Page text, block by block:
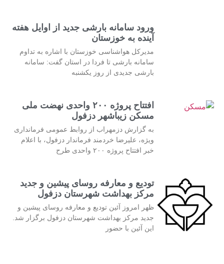
ورود سامانه بارشی جدید از اوایل هفته
آینده به خوزستان
مدیرکل هواشناسی خوزستان با اشاره به تداوم
سامانه بارشی تا فردا در استان گفت: سامانه
بارشی جدیدی از روز یکشنبه
افتتاح پروژه ۲۰۰ واحدی نهضت ملی
مسکن زیباشهر دزفول
به گزارش دزمهراب از روابط عمومی فرمانداری
ویژه، علیرضا خردمند فرماندار دزفول، با اعلام
خبر افتتاح پروژه ۲۰۰ واحدی طرح
تودیع و معارفه روسای پیشین و جدید
مرکز بهداشت شهرستان دزفول
ظهر امروز آئین تودیع و معارفه روسای پیشین و
جدید مرکز بهداشت شهرستان دزفول برگزار شد.
این آئین با حضور